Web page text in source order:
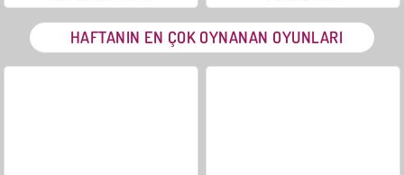
HAFTANIN EN ÇOK OYNANAN OYUNLARI